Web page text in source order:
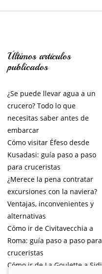
Últimos artículos
publicados
¿Se puede llevar agua a un
crucero? Todo lo que
necesitas saber antes de
embarcar
Cómo visitar Éfeso desde
Kusadasi: guía paso a paso
para cruceristas
¿Merece la pena contratar
excursiones con la naviera?
Ventajas, inconvenientes y
alternativas
Cómo ir de Civitavecchia a
Roma: guía paso a paso para
cruceristas
Cómo ir de La Goulette a Sidi